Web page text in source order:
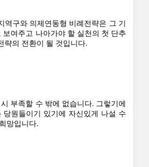
구와 의제연동형 비례전략은 그 기
여주고 나아가야 할 실천의 첫 단추
략의 전환이 될 것입니다.
부족할 수 밖에 없습니다. 그렇기에
원들이기 있기에 자신있게 나설 수
망입니다.